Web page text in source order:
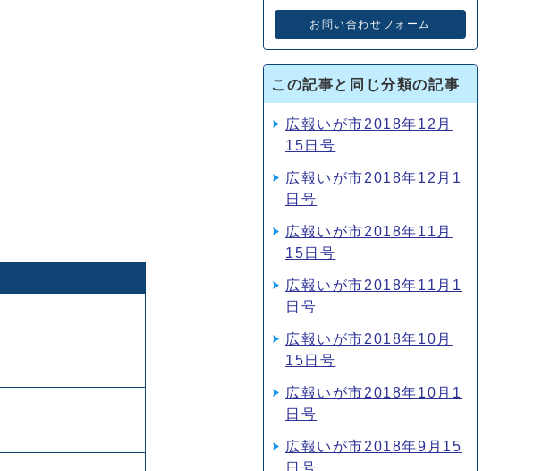
お問い合わせフォーム
この記事と同じ分類の記事
広報いが市2018年12月
15日号
広報いが市2018年12月1
日号
広報いが市2018年11月
15日号
広報いが市2018年11月1
日号
広報いが市2018年10月
15日号
広報いが市2018年10月1
日号
広報いが市2018年9月15
日号